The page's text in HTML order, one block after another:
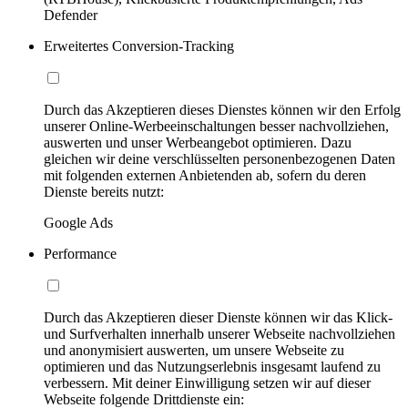
Defender
Erweitertes Conversion-Tracking
Durch das Akzeptieren dieses Dienstes können wir den Erfolg
unserer Online-Werbeeinschaltungen besser nachvollziehen,
auswerten und unser Werbeangebot optimieren. Dazu
gleichen wir deine verschlüsselten personenbezogenen Daten
mit folgenden externen Anbietenden ab, sofern du deren
Dienste bereits nutzt:
Google Ads
Performance
Durch das Akzeptieren dieser Dienste können wir das Klick-
und Surfverhalten innerhalb unserer Webseite nachvollziehen
und anonymisiert auswerten, um unsere Webseite zu
optimieren und das Nutzungserlebnis insgesamt laufend zu
verbessern. Mit deiner Einwilligung setzen wir auf dieser
Webseite folgende Drittdienste ein: